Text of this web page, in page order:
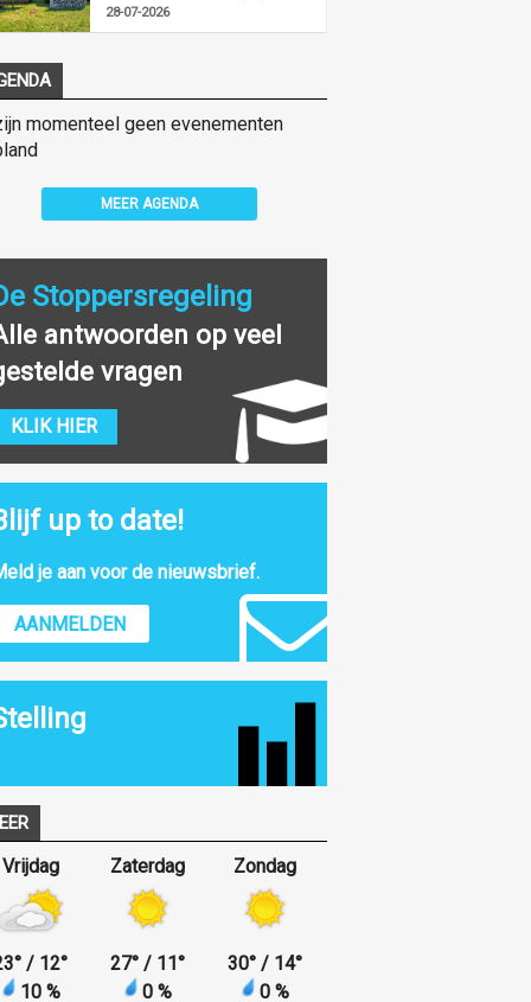
augustus
28-07-2026
momenteel geen evenementen
MEER AGENDA
Stoppersregeling
antwoorden op veel
vragen
KLIK HIER
up to date!
je aan voor de nieuwsbrief.
AANMELDEN
Vrijdag
° / 12°
10 %
Zaterdag
27° / 11 °
0 %
Zondag
30° / 14°
0 %